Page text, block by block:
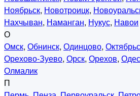
Ноябрьск, Новотроицк,
Нахчыван, Наманган, Нукус, Навои
О
Омск, Обнинск, Одинцово,
Орехово-Зуево, Орск, Орехов,
Олмалик
П